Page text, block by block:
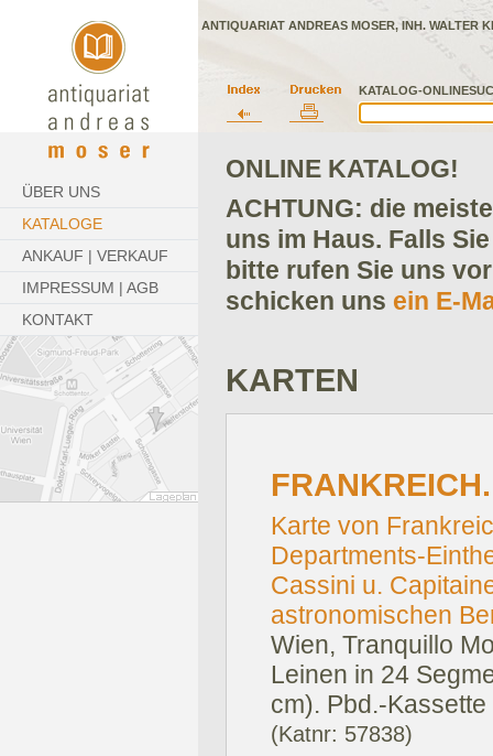
KATALOG-
ANTIQUARIAT ANDREAS MOSER, INH. WALTER
ÜBER UNS
KATALOGE
ANKAUF | VERKAUF
IMPRESSUM | AGB
KONTAKT
ONLINE KATALOG!
ACHTUNG: die
uns im Haus. Falls
bitte rufen Sie uns
schicken uns ein E-
KARTEN
Karte von
Departments-
Cassini u.
astronomischen
Wien, Tranquillo
Leinen in 24
cm). Pbd.-
(Katnr: 57838)